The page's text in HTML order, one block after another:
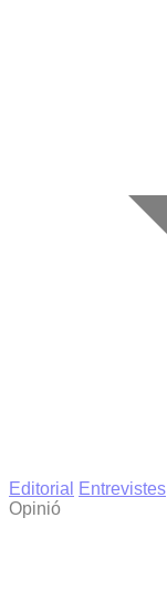
Editorial
Entrevistes
Opinió